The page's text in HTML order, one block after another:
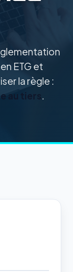
ETG et
la règle :
au tiers
.